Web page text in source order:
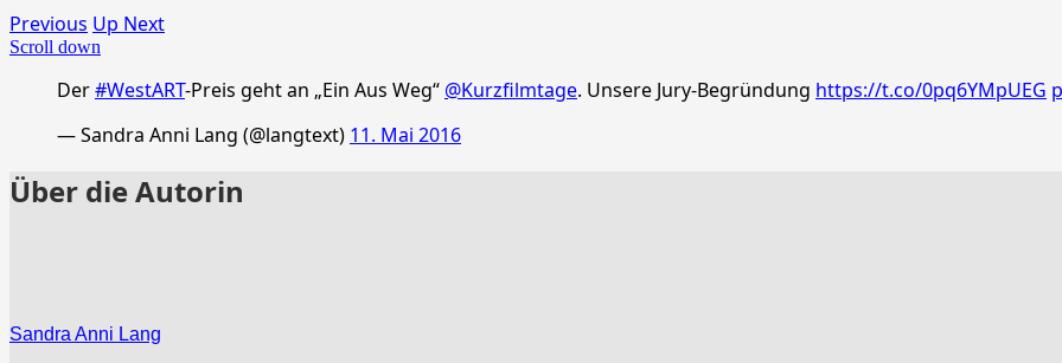
Previous Up Next
Scroll down
Der#WestART-Preis geht an „Ein Aus Weg“ @Kurzfilmtage. Unsere Jury-Begründung https://t.co/0pq6YMpUEG
— Sandra Anni Lang (@langtext) 11. Mai 2016
Über die Autorin
Sandra Anni Lang